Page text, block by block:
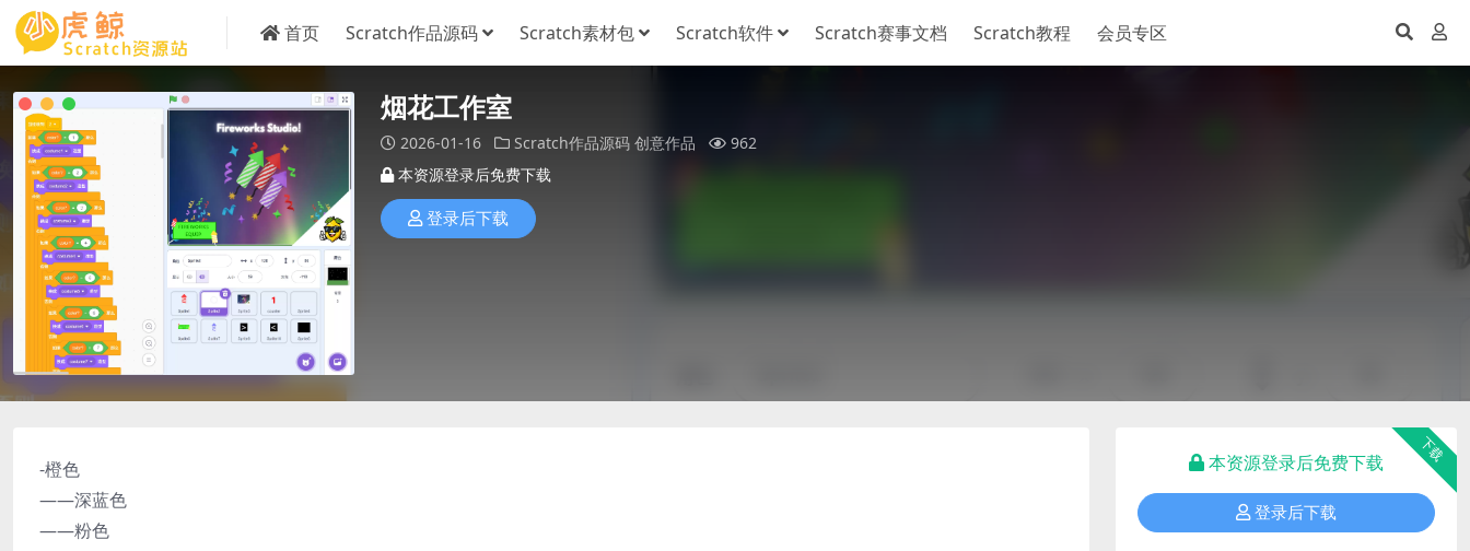
首页 Scratch作品源码 Scratch素材包 Scratch软件 Scratch赛事文档 Scratch教程 会员专区
烟花工作室
2026-01-16 Scratch作品源码 创意作品
962
本资源登录后免费下载
登录后下载
-橙色
——深蓝色
——粉色
下载
本资源登录后免费下载
登录后下载